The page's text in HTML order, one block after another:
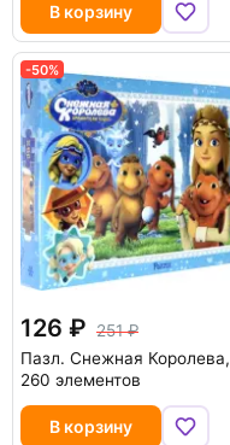
В корзину
-50%
126
251
Пазл. Снежная Королева,
260 элементов
В корзину